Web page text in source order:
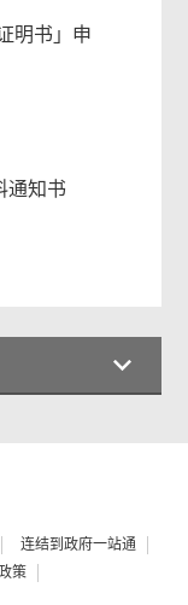
明书」申
通知书
连结到政府一站通
策